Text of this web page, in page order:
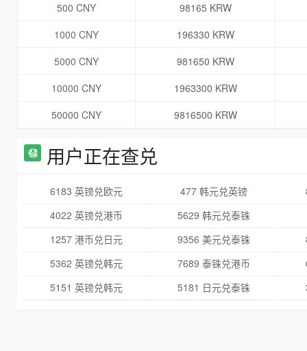
500 CNY
98165 KRW
1000 CNY
196330 KRW
5000 CNY
981650 KRW
10000 CNY
1963300 KRW
50000 CNY
9816500 KRW
用户正在查兑
6183 英镑兑欧元 477 韩元兑英镑
4022 英镑兑港币
5629 韩元兑泰铢
1257 港币兑日元
9356 美元兑泰铢
5362 英镑兑韩元
7689 泰铢兑港币
5151 英镑兑韩元
5181 日元兑泰铢